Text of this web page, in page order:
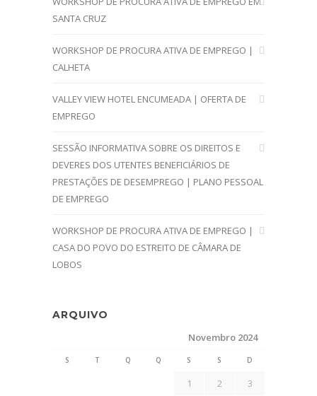
SANTA CRUZ
WORKSHOP DE PROCURA ATIVA DE EMPREGO |
CALHETA
VALLEY VIEW HOTEL ENCUMEADA | OFERTA DE
EMPREGO
SESSÃO INFORMATIVA SOBRE OS DIREITOS E
DEVERES DOS UTENTES BENEFICIÁRIOS DE
PRESTAÇÕES DE DESEMPREGO | PLANO PESSOAL
DE EMPREGO
WORKSHOP DE PROCURA ATIVA DE EMPREGO |
CASA DO POVO DO ESTREITO DE CÂMARA DE
LOBOS
ARQUIVO
Novembro 2024
S T Q Q S S D
1 2
3